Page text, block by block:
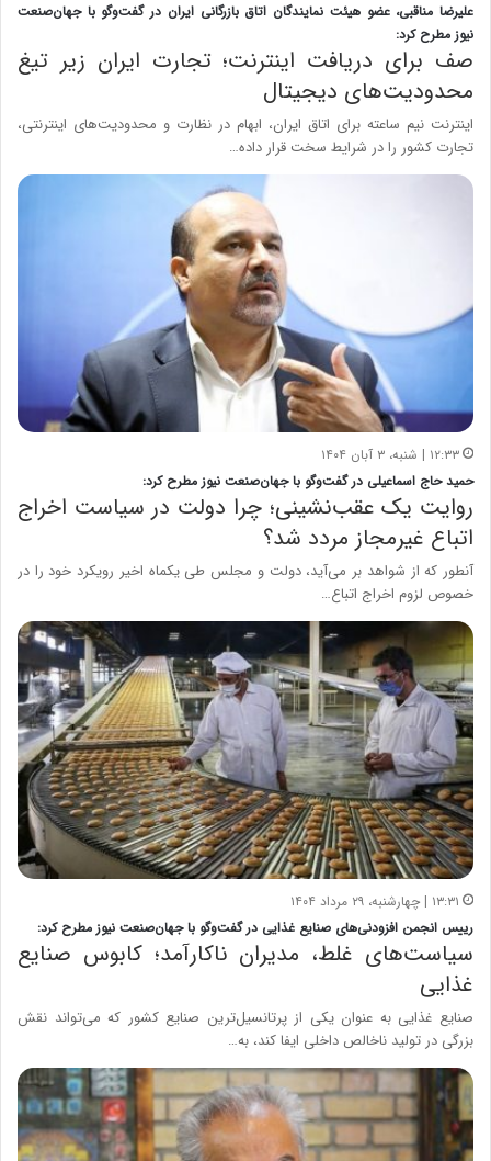
علیرضا مناقبی، عضو هیئت نمایندگان اتاق بازرگانی ایران در گفت‌وگو با جهان‌صنعت
نیوز مطرح کرد:
صف برای دریافت اینترنت؛ تجارت ایران زیر تیغ
محدودیت‌های دیجیتال
اینترنت نیم ساعته برای اتاق ایران، ابهام در نظارت و محدودیت‌های اینترنتی،
تجارت کشور را در شرایط سخت قرار داده…
۱۲:۳۳ | شنبه، ۳ آبان ۱۴۰۴
حمید حاج اسماعیلی در گفت‌وگو با جهان‌صنعت نیوز مطرح کرد:
روایت یک عقب‌نشینی؛ چرا دولت در سیاست اخراج
اتباع غیرمجاز مردد شد؟
آنطور که از شواهد بر می‌آید، دولت و مجلس طی یکماه اخیر رویکرد خود را در
خصوص لزوم اخراج اتباع…
۱۳:۳۱ | چهارشنبه، ۲۹ مرداد ۱۴۰۴
رییس انجمن افزودنی‌های صنایع غذایی در گفت‌وگو با جهان‌صنعت نیوز مطرح کرد:
سیاست‌های غلط، مدیران ناکارآمد؛ کابوس صنایع
غذایی
صنایع غذایی به عنوان یکی از پرتانسیل‌ترین صنایع کشور که می‌تواند نقش
بزرگی در تولید ناخالص داخلی ایفا کند، به…